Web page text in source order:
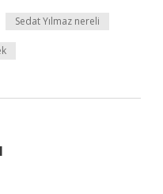
Sedat Yılmaz nereli